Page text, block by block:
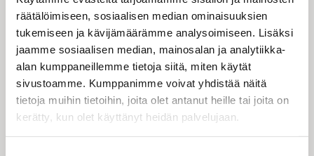
räätälöimiseen, sosiaalisen median ominaisuuksien
tukemiseen ja kävijämäärämme analysoimiseen. Lisäksi
jaamme sosiaalisen median, mainosalan ja analytiikka-
alan kumppaneillemme tietoja siitä, miten käytät
sivustoamme. Kumppanimme voivat yhdistää näitä
tietoja muihin tietoihin, joita olet antanut heille tai joita on
kerätty, kun olet käyttänyt heidän palvelujaan.
vaatimiseksi vaan pyrkivät vaihtamaan
yhtiön hallituksen kokoonpanon. Aloite ei
mennyt läpi.
Exxon Mobil tupruttaa ilmoille vuosittain
suoraan tai välillisesti valtavan määrään
kasvihuonepäästöjä ja tuottaa samaan
aikaan suuret voitot. Yhtiön suorat päästöt